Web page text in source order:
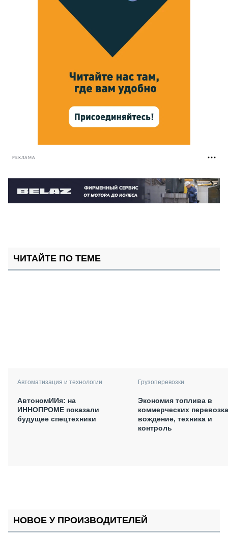
РЕКЛАМА
ЧИТАЙТЕ ПО ТЕМЕ
Автоматизация и технологии
АвтономИИя: на
ИННОПРОМЕ показали
будущее спецтехники
Грузоперевозки
Экономия топлива в
коммерческих
вождение, техника и
контроль
НОВОЕ У ПРОИЗВОДИТЕЛЕЙ